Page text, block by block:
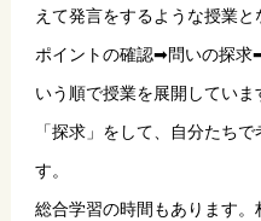
えて発言をするような授業と
ポイントの確認➡問いの探
いう順で授業を展開していま
「探求」をして、自分たち
す。
総合学習の時間もあります